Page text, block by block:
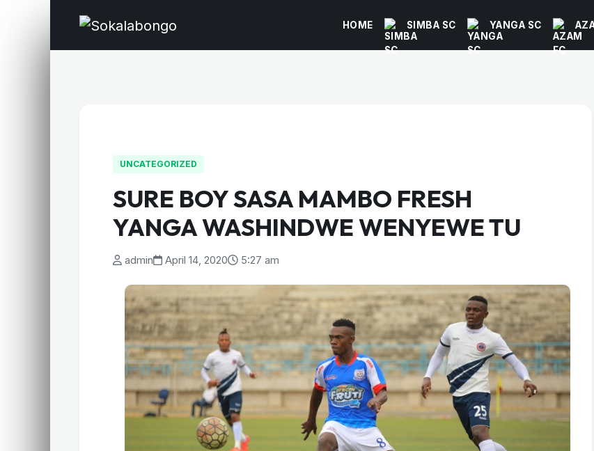
HOME SIMBA SC YANGA SC
UNCATEGORIZED
SURE BOY SASA MAMBO FRESH
YANGA WASHINDWE WENYEWE TU
admin April 14, 2020 5:27 am